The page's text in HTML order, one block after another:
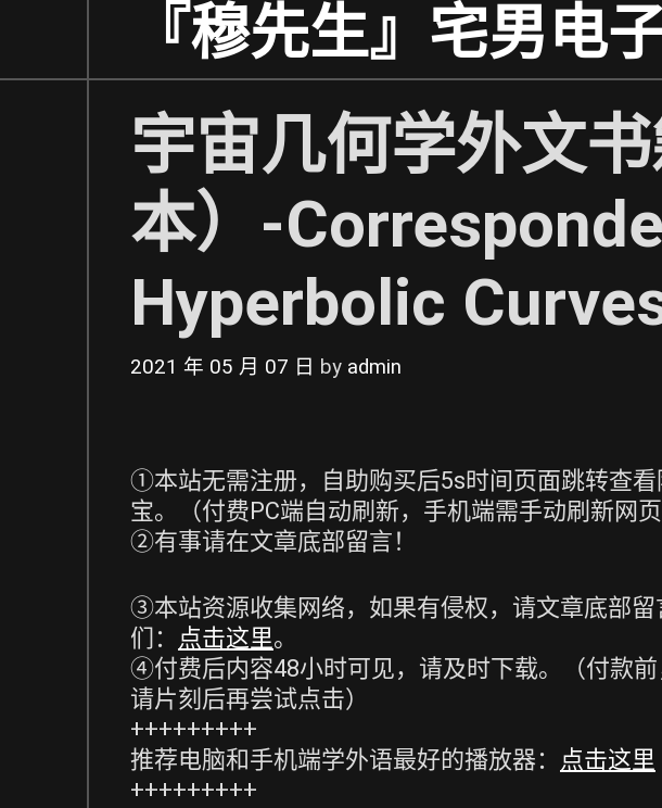
content
『穆先生』宅男电
宇宙几何学外文
本）-
Hyperbolic
2021 年 05 月 07 日 by admin
①本站无需注册，自助购买后5s时间页面跳转查
宝。（付费PC端自动刷新，手机端需手动刷新网页
②有事请在文章底部留言！
③本站资源收集网络，如果有侵权，请文章底部留
们： 点击这里。
④付费后内容48小时可见，请及时下载。（付款前
请片刻后再尝试点击）
+++++++++
推荐电脑和手机端学外语最好的播放器： 点击这里
+++++++++